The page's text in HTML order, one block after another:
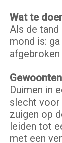
Wat te
Als de
mond is:
Gewoonten
Duimen in
slecht voor
zuigen op
leiden tot
met een